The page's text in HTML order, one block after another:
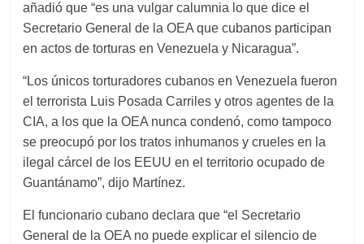
añadió que “es una vulgar calumnia lo que dice el
Secretario General de la OEA que cubanos participan
en actos de torturas en Venezuela y Nicaragua”.
“Los únicos torturadores cubanos en Venezuela fueron
el terrorista Luis Posada Carriles y otros agentes de la
CIA, a los que la OEA nunca condenó, como tampoco
se preocupó por los tratos inhumanos y crueles en la
ilegal cárcel de los EEUU en el territorio ocupado de
Guantánamo”, dijo Martínez.
El funcionario cubano declara que “el Secretario
General de la OEA no puede explicar el silencio de